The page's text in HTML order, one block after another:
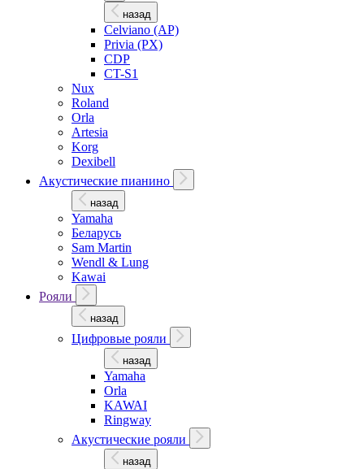
назад
Celviano (AP)
Privia (PX)
CDP
CT-S1
Nux
Roland
Orla
Artesia
Korg
Dexibell
Акустические пианино
назад
Yamaha
Беларусь
Sam Martin
Wendl & Lung
Kawai
Рояли
назад
Цифровые рояли
назад
Yamaha
Orla
KAWAI
Ringway
Акустические рояли
назад